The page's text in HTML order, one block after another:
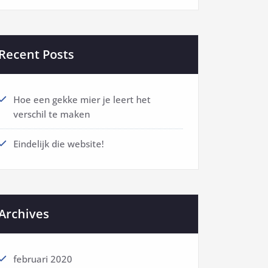
Posts
Hoe een gekke mier je leert het
verschil te maken
Eindelijk die website!
februari 2020